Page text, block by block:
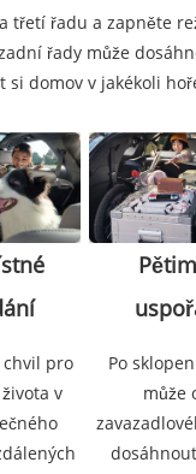
třetí řadu a zapněte
řady může
si domov v jakékoli
chvil pro
v
Po
může